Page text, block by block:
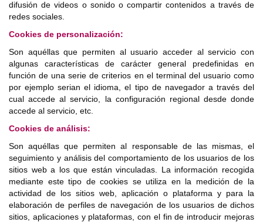
difusión de videos o sonido o compartir contenidos a través de
redes sociales.
Cookies de personalización:
Son aquéllas que permiten al usuario acceder al servicio con
algunas características de carácter general predefinidas en
función de una serie de criterios en el terminal del usuario como
por ejemplo serian el idioma, el tipo de navegador a través del
cual accede al servicio, la configuración regional desde donde
accede al servicio, etc.
Cookies de análisis:
Son aquéllas que permiten al responsable de las mismas, el
seguimiento y análisis del comportamiento de los usuarios de los
sitios web a los que están vinculadas. La información recogida
mediante este tipo de cookies se utiliza en la medición de la
actividad de los sitios web, aplicación o plataforma y para la
elaboración de perfiles de navegación de los usuarios de dichos
sitios, aplicaciones y plataformas, con el fin de introducir mejoras